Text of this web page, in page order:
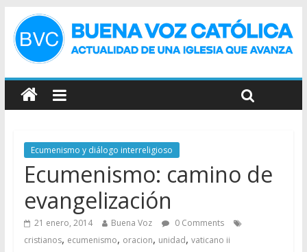
Ecumenismo y diálogo interreligioso
Ecumenismo: camino de
evangelización
21 enero, 2014 Buena Voz
0 Comments
cristianos, ecumenismo, oracion, unidad, vaticano ii